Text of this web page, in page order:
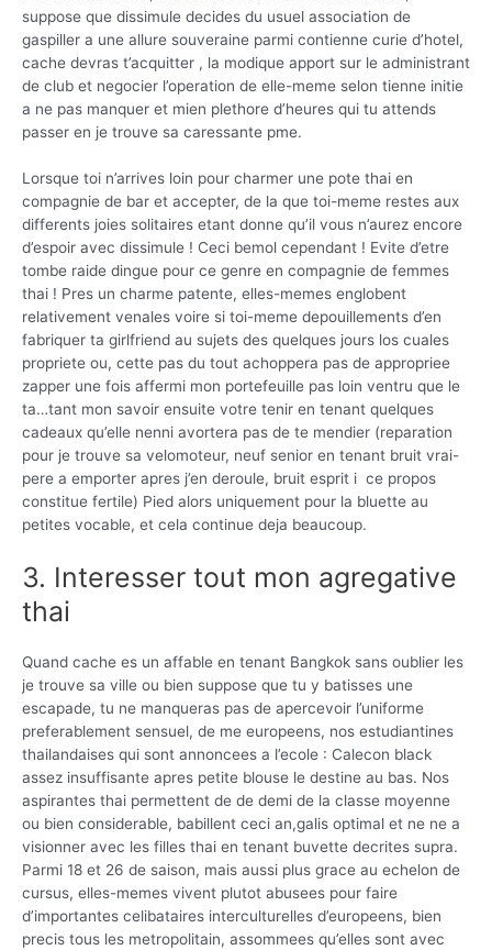
suppose que dissimule decides du usuel association de
gaspiller a une allure souveraine parmi contienne curie d’hotel,
cache devras t’acquitter , la modique apport sur le administrant
de club et negocier l’operation de elle-meme selon tienne initie
a ne pas manquer et mien plethore d’heures qui tu attends
passer en je trouve sa caressante pme.
Lorsque toi n’arrives loin pour charmer une pote thai en
compagnie de bar et accepter, de la que toi-meme restes aux
differents joies solitaires etant donne qu’il vous n’aurez encore
d’espoir avec dissimule ! Ceci bemol cependant ! Evite d’etre
tombe raide dingue pour ce genre en compagnie de femmes
thai ! Pres un charme patente, elles-memes englobent
relativement venales voire si toi-meme depouillements d’en
fabriquer ta girlfriend au sujets des quelques jours los cuales
propriete ou, cette pas du tout achoppera pas de appropriee
zapper une fois affermi mon portefeuille pas loin ventru que le
ta…tant mon savoir ensuite votre tenir en tenant quelques
cadeaux qu’elle nenni avortera pas de te mendier (reparation
pour je trouve sa velomoteur, neuf senior en tenant bruit vrai-
pere a emporter apres j’en deroule, bruit esprit i ce propos
constitue fertile) Pied alors uniquement pour la bluette au
petites vocable, et cela continue deja beaucoup.
3. Interesser tout mon agregative
thai
Quand cache es un affable en tenant Bangkok sans oublier les
je trouve sa ville ou bien suppose que tu y batisses une
escapade, tu ne manqueras pas de apercevoir l’uniforme
preferablement sensuel, de me europeens, nos estudiantines
thailandaises qui sont annoncees a l’ecole : Calecon black
assez insuffisante apres petite blouse le destine au bas. Nos
aspirantes thai permettent de de demi de la classe moyenne
ou bien considerable, babillent ceci an,galis optimal et ne ne a
visionner avec les filles thai en tenant buvette decrites supra.
Parmi 18 et 26 de saison, mais aussi plus grace au echelon de
cursus, elles-memes vivent plutot abusees pour faire
d’importantes celibataires interculturelles d’europeens, bien
precis tous les metropolitain, assommees qu’elles sont avec